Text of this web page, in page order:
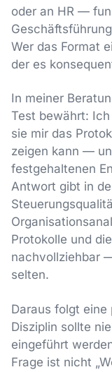
oder an HR —
Wer das Format
der es
In meiner
Test bewährt:
sie mir das
zeigen kann —
festgehaltenen
Antwort gibt in
Protokolle und
nachvollziehbar
selten.
Daraus folgt
Disziplin sollte
eingeführt
Frage ist nicht